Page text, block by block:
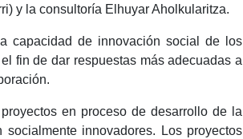
y la consultoría Elhuyar Aholkularitza.
capacidad de innovación social de los
fin de dar respuestas más adecuadas a
en proceso de desarrollo de la
innovadores. Los proyectos